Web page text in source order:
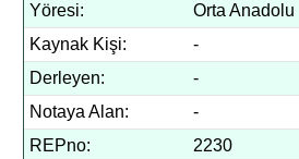
Yöresi:
Orta Anadolu
Kaynak Kişi:
-
Derleyen:
-
Notaya Alan:
-
REPno:
2230